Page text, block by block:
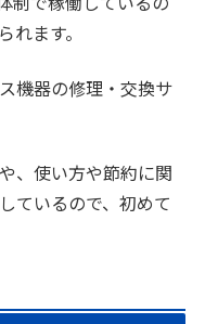
ます。
機器の修理・交換サ
、使い方や節約に関
ているので、初めて